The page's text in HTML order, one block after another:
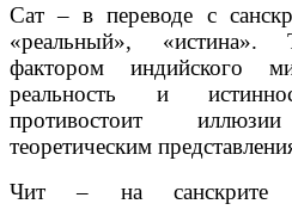
Сат – в переводе с
«реальный»,
фактором индийского
реальность и
противостоит
теоретическим
Чит – на санскрите